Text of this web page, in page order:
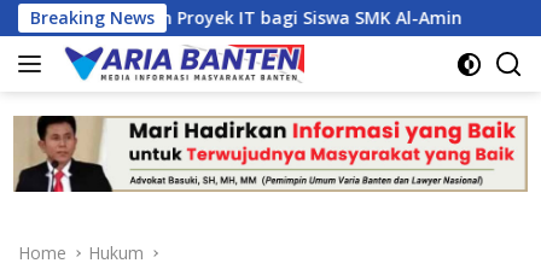
Skip
to
content
Breaking News
Proyek IT bagi Siswa SMK Al-Amin Kasus
Home Hukum